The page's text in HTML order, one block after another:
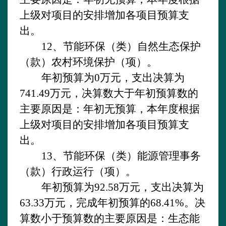
上级对项目的安排增加各项目预算支
出。
12、节能环保（类）自然生态保护
（款）农村环境保护（项）。
年初预算为0万元，支出决算为
741.49万元，决算数大于年初预算数的
主要原因是：年初无预算，本年度根据
上级对项目的安排增加各项目预算支
出。
13、节能环保（类）能源管理事务
（款）行政运行（项）。
年初预算为92.58万元，支出决算为
63.33万元，完成年初预算的68.41%。决
算数小于预算数的主要原因是：生态能